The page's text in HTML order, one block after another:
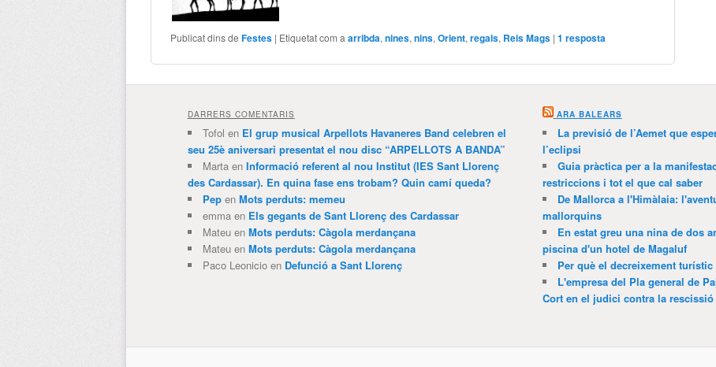
Publicat dins de Festes | Etiquetat com a arribda,nines,nins,Orient,regals, Reis Mags |1 resposta
DARRERS COMENTARIS
Tofol en El grup musical Arpellots Havaneres Band celebren el
seu 25è aniversari presentat el nou disc “ARPELLOTS A BANDA”
Martaen Informació referent al nou Institut (IES Sant Llorenç
des Cardassar). En quina fase ens trobam? Quin camí queda?
Pepen Mots perduts: memeu
emmaen Els gegants de Sant Llorenç des Cardassar
Mateuen Mots perduts: Càgola merdançana
Mateuen Mots perduts: Càgola merdançana
Paco Leonicioen Defunció a Sant Llorenç
ARA BALEARS
La previsió de l’Aemet que
l’eclipsi
Guia pràctica per a la
restriccions i tot el que cal saber
De Mallorca a l'Himàlaia:
mallorquins
En estat greu una nina de dos
piscina d'un hotel de Magaluf
Per què el decreixement
L'empresa del Pla general de
Cort en el judici contra la